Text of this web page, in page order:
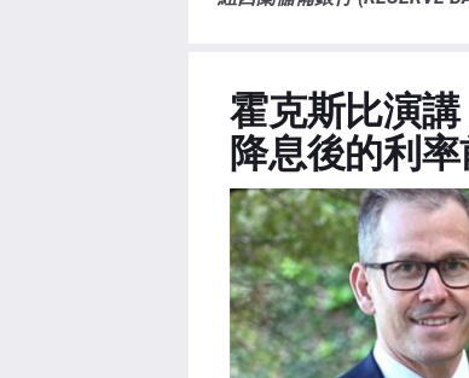
霍克斯比演
降息後的利